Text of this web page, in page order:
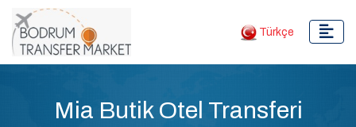
Türkçe
Mia Butik Otel Transferi